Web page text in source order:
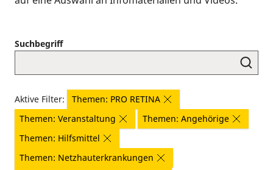
Suchbegriff
Aktive Filter:
Themen: PRO RETINA
Themen: Veranstaltung
Themen: Angehörige
Themen: Hilfsmittel
Themen: Netzhauterkrankungen